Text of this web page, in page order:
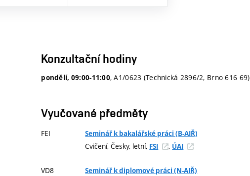
Konzultační hodiny
pondělí, 09:00-11:00, A1/0623 (Technická 2896/2, Brno 616 69)
Vyučované předměty
FEI Seminář k bakalářské práci (B-AIŘ)
Cvičení, Česky, letní, FSI , ÚAI
VD8 Seminář k diplomové práci (N-AIŘ)